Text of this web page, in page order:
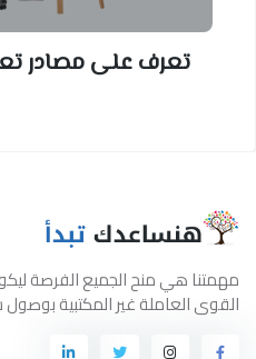
تعرف على مصادر
مهمتنا هي منح الجميع الفرصة
القوى العاملة غير المكتبية